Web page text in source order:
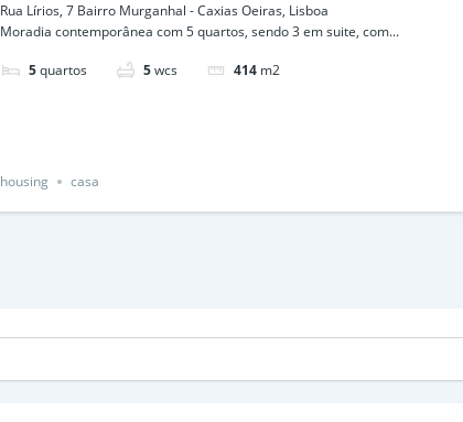
Rua Lírios, 7 Bairro Murganhal - Caxias Oeiras, Lisboa
Moradia contemporânea com 5 quartos, sendo 3 em suite, com...
5quartos 5wcs 414 m2
housing casa